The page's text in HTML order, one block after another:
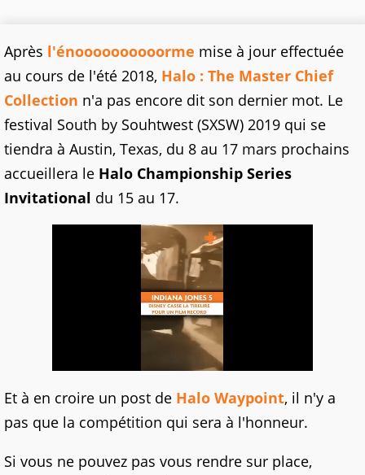
Après l'énoooooooooorme mise à jour effectuée
au cours de l'été 2018, Halo : The Master Chief
Collection n'a pas encore dit son dernier mot. Le
festival South by Souhtwest (SXSW) 2019 qui se
tiendra à Austin, Texas, du 8 au 17 mars prochains
accueillera le Halo Championship Series
Invitational du 15 au 17.
Et à en croire un post de Halo Waypoint, il n'y a
pas que la compétition qui sera à l'honneur.
Si vous ne pouvez pas vous rendre sur place,